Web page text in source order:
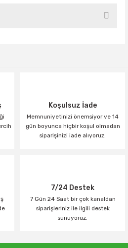
Koşulsuz İade
Memnuniyetinizi önemsiyor ve 14
gün boyunca hiçbir koşul olmadan
siparişinizi iade alıyoruz.
7/24 Destek
7 Gün 24 Saat bir çok kanaldan
siparişleriniz ile ilgili destek
sunuyoruz.